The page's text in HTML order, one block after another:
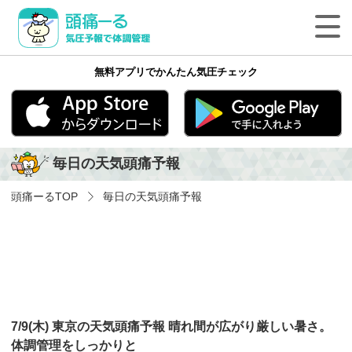
頭痛ーる 気圧予報で体調管理
最新の天気頭痛予報
気象病の基礎知識
気象病を防ぐ方法
法人のみなさまへ
無料アプリでかんたん気圧チェック
毎日の天気頭痛予報
頭痛ーるTOP 毎日の天気頭痛予報
7/9(木) 東京の天気頭痛予報 晴れ間が広がり厳しい暑さ。
体調管理をしっかりと